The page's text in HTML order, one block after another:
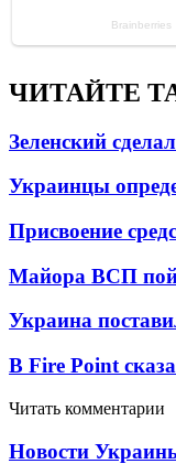
ЧИТАЙТЕ
Зеленский
Украинцы
Присвоение
Майора ВСП
Украина
В Fire Point
Читать комментарии
Новости